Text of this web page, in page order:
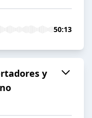
50:13
y